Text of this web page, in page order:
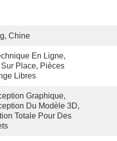
Chine
En Ligne,
Sur Place, Pièces
Libres
Graphique,
Du Modèle 3D,
Totale Pour Des